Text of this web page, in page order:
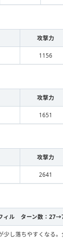
攻撃力
1156
攻撃力
1651
攻撃力
2641
ィル ターン数：
少し落ちやすくなる